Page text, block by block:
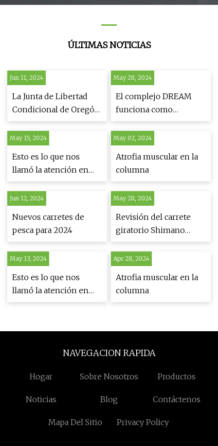
ÚLTIMAS NOTICIAS
Jun 11, 2024
La Junta de Libertad
Condicional de Oregón
está a punto de liberar
a un anciano asesino a
sueldo. ¿Deben todavía
temerle sus objetivos?
May 28, 2024
El complejo DREAM
funciona como
regulador maestro
conservado del ADN
somático
May 15, 2024
Esto es lo que nos
llamó la atención en
ICAST
May 02, 2024
Atrofia muscular en la
columna
Jun 12, 2024
Nuevos carretes de
pesca para 2024
May 28, 2024
Revisión del carrete
giratorio Shimano
NASCI FC
May 13, 2024
Esto es lo que nos
llamó la atención en
ICAST
Apr 28, 2024
Atrofia muscular en la
columna
NAVEGACION RAPIDA
Hogar Sobre Nosotros Productos
Noticias Blog Contáctenos
Mapa Del Sitio Privacy Policy